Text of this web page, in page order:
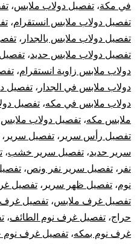
في مكة، تفصيل دولاب ملابس،
تفصيل دولاب ملابس انستقرام،
تفصيل دولاب ملابس بالجدار ،
تفصيل دولاب ملابس حديد،
دولاب ملابس زاوية انستقرام،
دولاب ملابس في الجدار ، تفصيل
دولاب ملابس في مكه، تفصيل
ملابس مكه، تفصيل دولاب
تفصيل رأس سرير ، تفصيل سرير ،
سرير حديد، تفصيل سرير خشب،
نفر ، تفصيل سرير نفر ونص،
نوم، تفصيل ظهر سرير ، تفصيل
تفصيل غرف ملابس، تفصيل غرف
حراج، تفصيل غرف نوم الطائف،
غرف نوم بمكه، تفصيل غرف